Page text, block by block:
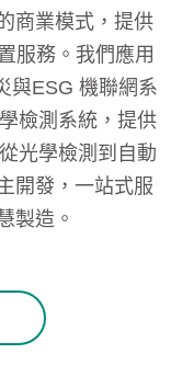
商業模式，提供
服務。我們應用
與ESG 機聯網系
檢測系統，提供
光學檢測到自動
開發，一站式服
製造。